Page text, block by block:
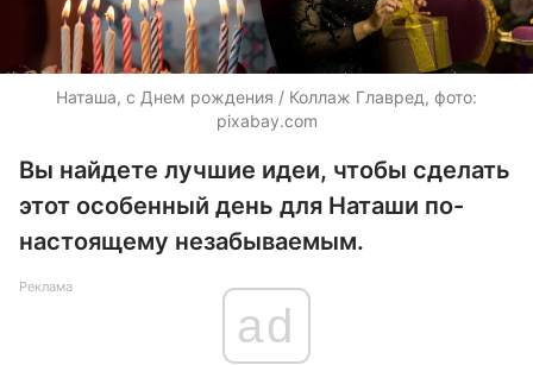
Наташа, с Днем рождения / Коллаж Главред, фото:
pixabay.com
Вы найдете лучшие идеи, чтобы сделать
этот особенный день для Наташи по-
настоящему незабываемым.
Реклама
ad